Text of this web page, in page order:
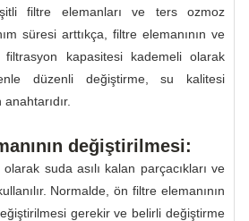
filtre elemanları ve ters ozmoz
süresi arttıkça, filtre elemanının ve
filtrasyon kapasitesi kademeli olarak
düzenli değiştirme, su kalitesi
değiştirilmesi:
suda asılı kalan parçacıkları ve
Normalde, ön filtre elemanının
gerekir ve belirli değiştirme